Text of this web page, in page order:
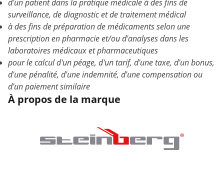
d'un patient dans la pratique médicale à des fins de
surveillance, de diagnostic et de traitement médical
à des fins de préparation de médicaments selon une
prescription en pharmacie et/ou d'analyses dans les
laboratoires médicaux et pharmaceutiques
pour le calcul d'un péage, d'un tarif, d'une taxe, d'un bonus,
d'une pénalité, d'une indemnité, d'une compensation ou
d'un paiement similaire
À propos de la marque